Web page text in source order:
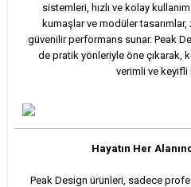
sistemleri, hızlı ve kolay
kumaşlar ve modüler
güvenilir performans sunar. Peak
de pratik yönleriyle öne çıkarak,
verimli ve keyifli
Hayatın Her
Peak Design ürünleri, sadece